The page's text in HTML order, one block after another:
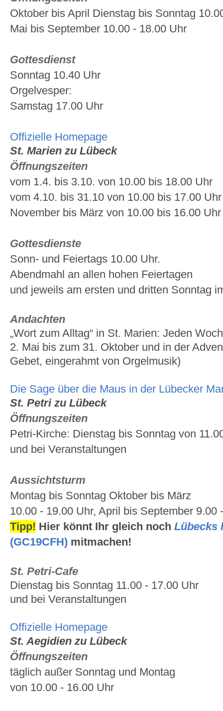
Oktober bis April Dienstag bis Sonntag
Mai bis September 10.00 - 18.00 Uhr
Gottesdienst
Sonntag 10.40 Uhr
Orgelvesper:
Samstag 17.00 Uhr
Offizielle Homepage
St. Marien zu Lübeck
Öffnungszeiten
vom 1.4. bis 3.10. von 10.00 bis 18.00 Uhr
vom 4.10. bis 31.10 von 10.00 bis 17.00 Uhr
November bis März von 10.00 bis 16.00 Uhr
Gottesdienste
Sonn- und Feiertags 10.00 Uhr.
Abendmahl an allen hohen Feiertagen
und jeweils am ersten und dritten Sonntag
Andachten
„Wort zum Alltag“ in St. Marien: Jeden
2. Mai bis zum 31. Oktober und in der
Gebet, eingerahmt von Orgelmusik)
Die Sage über die Maus in der Lübecker
St. Petri zu Lübeck
Öffnungszeiten
Petri-Kirche: Dienstag bis Sonntag von
und bei Veranstaltungen
Aussichtsturm
Montag bis Sonntag Oktober bis März
10.00 - 19.00 Uhr, April bis September 9.00
Tipp! Hier könnt Ihr gleich noch Lübecks
(GC19CFH) mitmachen!
St. Petri-Cafe
Dienstag bis Sonntag 11.00 - 17.00 Uhr
und bei Veranstaltungen
Offizielle Homepage
St. Aegidien zu Lübeck
Öffnungszeiten
täglich außer Sonntag und Montag
von 10.00 - 16.00 Uhr